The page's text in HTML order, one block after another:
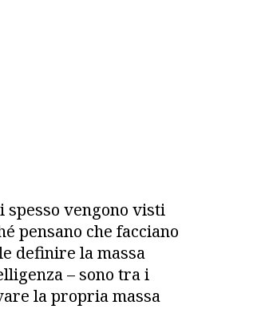
spesso vengono visti
pensano che facciano
definire la massa
– sono tra i
la propria massa